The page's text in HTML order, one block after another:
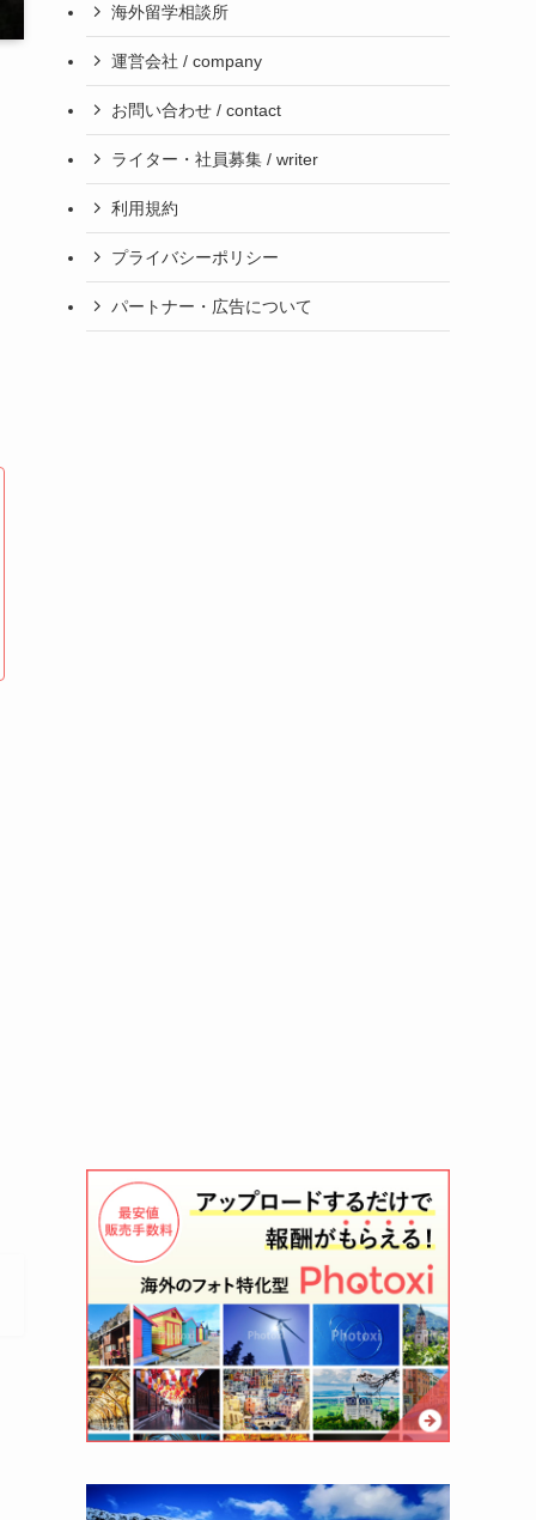
海外留学相談所
運営会社 / company
お問い合わせ / contact
ライター・社員募集 / writer
利用規約
プライバシーポリシー
パートナー・広告について